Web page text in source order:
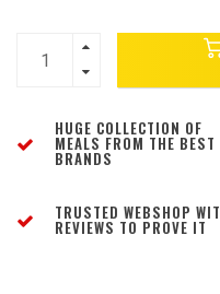
HUGE COLLECTION OF
MEALS FROM THE BEST
BRANDS
TRUSTED WEBSHOP
REVIEWS TO PROVE IT